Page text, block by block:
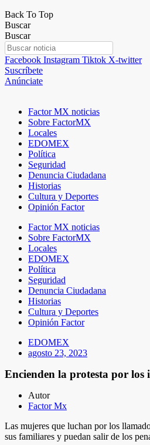
Back To Top
Buscar
Buscar
Facebook Instagram Tiktok X-twitter
Suscríbete
Anúnciate
Factor MX noticias
Sobre FactorMX
Locales
EDOMEX
Política
Seguridad
Denuncia Ciudadana
Historias
Cultura y Deportes
Opinión Factor
Factor MX noticias
Sobre FactorMX
Locales
EDOMEX
Política
Seguridad
Denuncia Ciudadana
Historias
Cultura y Deportes
Opinión Factor
EDOMEX
agosto 23, 2023
Encienden la protesta por los
Autor
Factor Mx
Las mujeres que luchan por los
sus familiares y puedan salir de los